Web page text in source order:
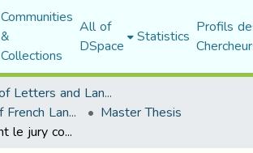
Communities
&
Collections
All of
DSpace Statistics Profils
Faculty of Letters and Languages
Department of French Language and Literature Master Thesis
Soutenu devant le jury composé de: Dre. GAOUDI Fella Université de M’sila Président Dre. GHARIB Nawal Université de M’sila Rapporteur Dre.THAMER Souad Université de M’sila Examinateur Année universitaire : 2016 / 2017 Le rôle du texte littéraire dans l’appropriation et le développement d’une compétence de communication interculturelle : le manuel de FLE de la troisième année secondaire en question